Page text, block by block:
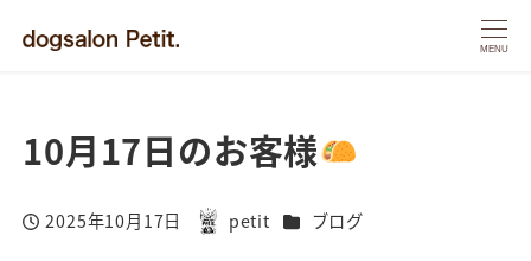
MENU
10月17日のお客様
投稿日
2025年10月17日
著
petit カテゴリー
ブログ